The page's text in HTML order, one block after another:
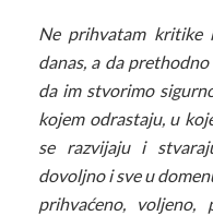
Ne prihvatam kritike
danas, a da
da im stvorimo
kojem odrastaju, u
se razvijaju i
dovoljno i sve u
prihvaćeno,